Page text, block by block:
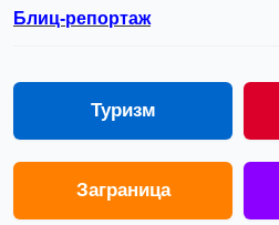
Блиц-репортаж
Туризм
Заграница